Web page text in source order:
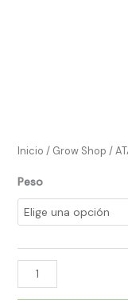
Inicio / Grow Shop​ /
Peso